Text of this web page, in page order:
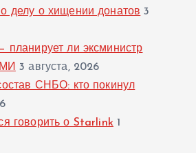
делу о хищении донатов 3
планирует ли эксминистр
3 августа, 2026
СНБО: кто покинул
говорить о Starlink 1